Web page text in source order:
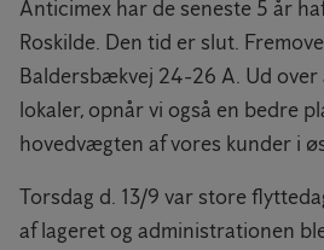
Anticimex har de seneste 5 år
Roskilde. Den tid er slut.
Baldersbækvej 24-26 A. Ud
lokaler, opnår vi også en bedre
hovedvægten af vores kunder i
Torsdag d. 13/9 var store
af lageret og administrationen